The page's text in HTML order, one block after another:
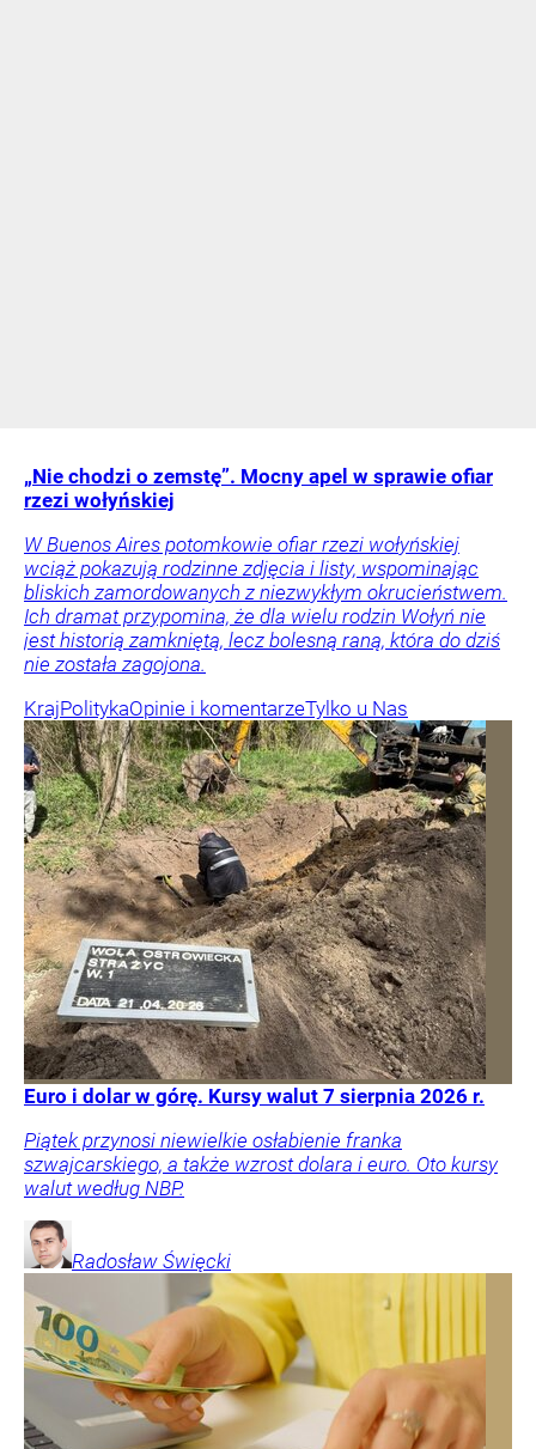
„Nie chodzi o zemstę”. Mocny apel w sprawie ofiar
rzezi wołyńskiej
W Buenos Aires potomkowie ofiar rzezi wołyńskiej
wciąż pokazują rodzinne zdjęcia i listy, wspominając
bliskich zamordowanych z niezwykłym okrucieństwem.
Ich dramat przypomina, że dla wielu rodzin Wołyń nie
jest historią zamkniętą, lecz bolesną raną, która do dziś
nie została zagojona.
KrajPolitykaOpinie i komentarzeTylko u Nas
Euro i dolar w górę. Kursy walut 7 sierpnia 2026 r.
Piątek przynosi niewielkie osłabienie franka
szwajcarskiego, a także wzrost dolara i euro. Oto kursy
walut według NBP.
Radosław Święcki